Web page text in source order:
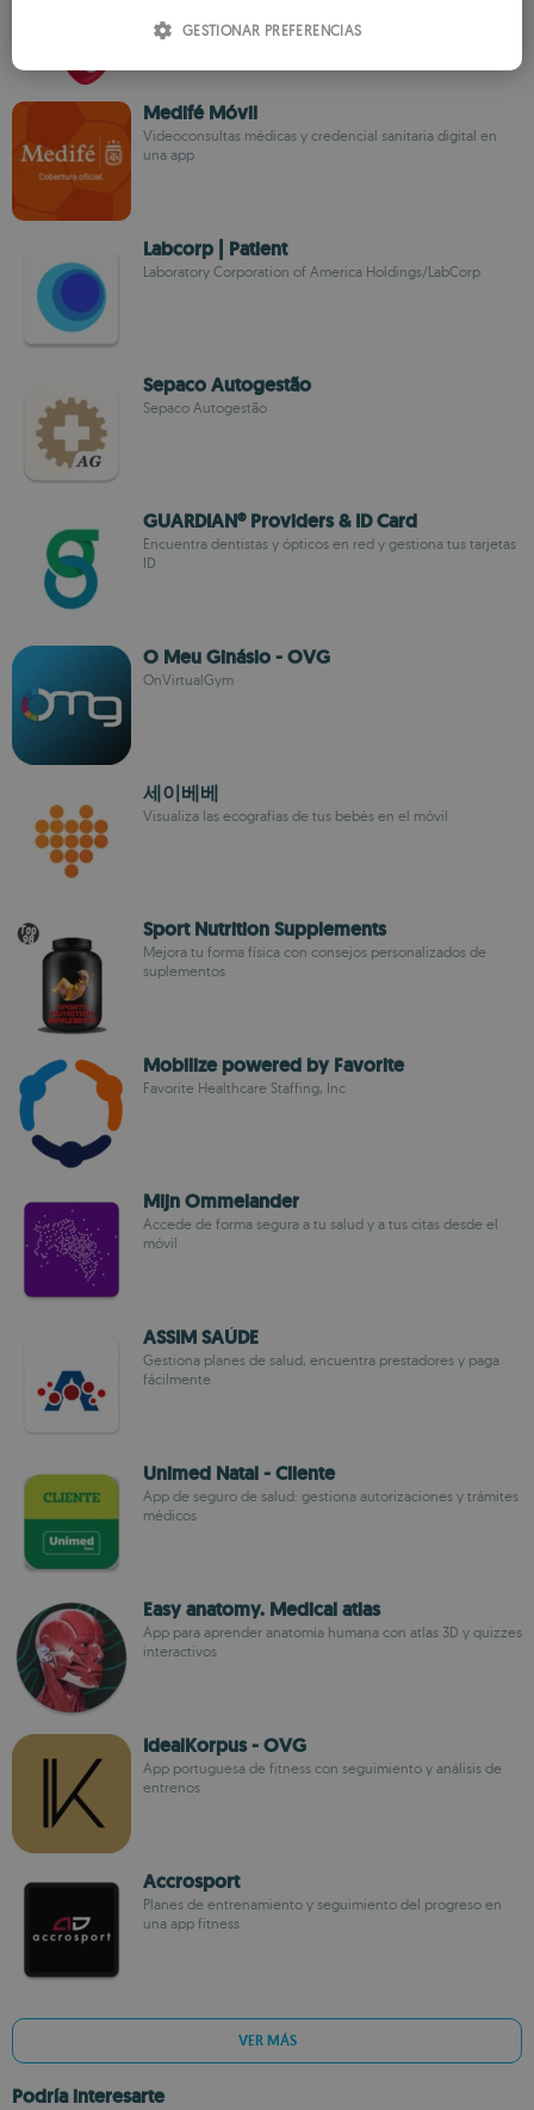
línea, rápido
Medifé Móvil
Videoconsultas médicas y credencial sanitaria digital en
una app
Labcorp | Patient
Laboratory Corporation of America Holdings/LabCorp
Sepaco Autogestão
Sepaco Autogestão
GUARDIAN® Providers & ID Card
Encuentra dentistas y ópticos en red y gestiona tus tarjetas
ID
O Meu Ginásio - OVG
OnVirtualGym
세이베베
Visualiza las ecografías de tus bebés en el móvil
Sport Nutrition Supplements
Mejora tu forma física con consejos personalizados de
suplementos
Mobilize powered by Favorite
Favorite Healthcare Staffing, Inc
Mijn Ommelander
Accede de forma segura a tu salud y a tus citas desde el
móvil
ASSIM SAÚDE
Gestiona planes de salud, encuentra prestadores y paga
fácilmente
Unimed Natal - Cliente
App de seguro de salud: gestiona autorizaciones y trámites
médicos
Easy anatomy. Medical atlas
App para aprender anatomía humana con atlas 3D y quizzes
interactivos
IdealKorpus - OVG
App portuguesa de fitness con seguimiento y análisis de
entrenos
Accrosport
Planes de entrenamiento y seguimiento del progreso en
una app fitness
VER MÁS
Podría interesarte
GESTIONAR PREFERENCIAS